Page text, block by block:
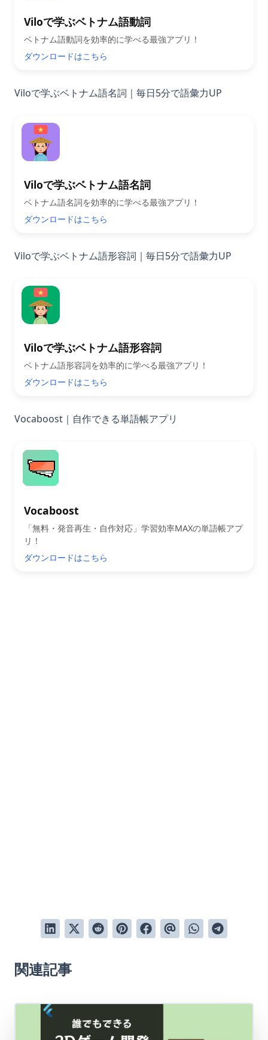
Viloで学ぶベトナム語動詞
ベトナム語動詞を効率的に学べる最強アプリ！
ダウンロードはこちら
Viloで学ぶベトナム語名詞｜毎日5分で語彙力UP
Viloで学ぶベトナム語名詞
ベトナム語名詞を効率的に学べる最強アプリ！
ダウンロードはこちら
Viloで学ぶベトナム語形容詞｜毎日5分で語彙力UP
Viloで学ぶベトナム語形容詞
ベトナム語形容詞を効率的に学べる最強アプリ！
ダウンロードはこちら
Vocaboost｜自作できる単語帳アプリ
Vocaboost
「無料・発音再生・自作対応」学習効率MAXの単語帳アプ
リ！
ダウンロードはこちら
関連記事